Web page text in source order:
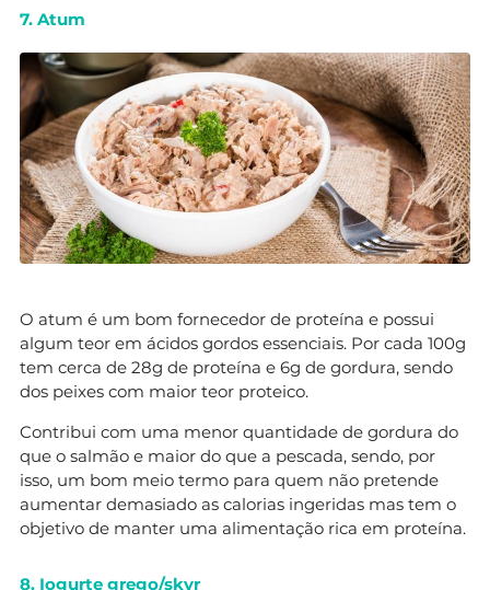
7. Atum
O atum é um bom fornecedor de proteína e possui
algum teor em ácidos gordos essenciais. Por cada 100g
tem cerca de 28g de proteína e 6g de gordura, sendo
dos peixes com maior teor proteico.
Contribui com uma menor quantidade de gordura do
que o salmão e maior do que a pescada, sendo, por
isso, um bom meio termo para quem não pretende
aumentar demasiado as calorias ingeridas mas tem o
objetivo de manter uma alimentação rica em proteína.
8. Iogurte grego/skyr